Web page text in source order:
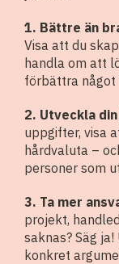
1. Bättre än
Visa att du
handla om att
förbättra något
2. Utveckla
uppgifter, visa
hårdvaluta –
personer som
3. Ta mer
projekt,
saknas? Säg
konkret